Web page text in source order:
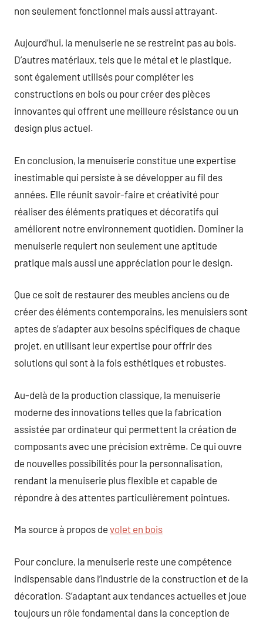
non seulement fonctionnel mais aussi attrayant.
Aujourd’hui, la menuiserie ne se restreint pas au bois.
D’autres matériaux, tels que le métal et le plastique,
sont également utilisés pour compléter les
constructions en bois ou pour créer des pièces
innovantes qui offrent une meilleure résistance ou un
design plus actuel.
En conclusion, la menuiserie constitue une expertise
inestimable qui persiste à se développer au fil des
années. Elle réunit savoir-faire et créativité pour
réaliser des éléments pratiques et décoratifs qui
améliorent notre environnement quotidien. Dominer la
menuiserie requiert non seulement une aptitude
pratique mais aussi une appréciation pour le design.
Que ce soit de restaurer des meubles anciens ou de
créer des éléments contemporains, les menuisiers sont
aptes de s’adapter aux besoins spécifiques de chaque
projet, en utilisant leur expertise pour offrir des
solutions qui sont à la fois esthétiques et robustes.
Au-delà de la production classique, la menuiserie
moderne des innovations telles que la fabrication
assistée par ordinateur qui permettent la création de
composants avec une précision extrême. Ce qui ouvre
de nouvelles possibilités pour la personnalisation,
rendant la menuiserie plus flexible et capable de
répondre à des attentes particulièrement pointues.
Ma source à propos de volet en bois
Pour conclure, la menuiserie reste une compétence
indispensable dans l’industrie de la construction et de la
décoration. S’adaptant aux tendances actuelles et joue
toujours un rôle fondamental dans la conception de